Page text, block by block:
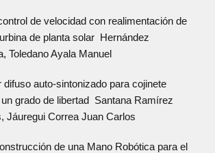
de velocidad con realimentación de
de planta solar Hernández
Toledano Ayala Manuel
difuso auto-sintonizado para cojinete
grado de libertad Santana Ramírez
Jáuregui Correa Juan Carlos
de una Mano Robótica para el